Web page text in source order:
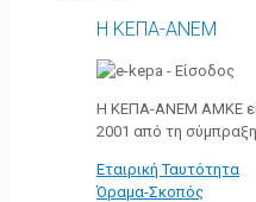
Η ΚΕΠΑ-ΑΝΕΜ
Η ΚΕΠΑ-ΑΝΕΜ ΑΜΚΕ
2001 από τη
Εταιρική Ταυτότητα
Όραμα-Σκοπός